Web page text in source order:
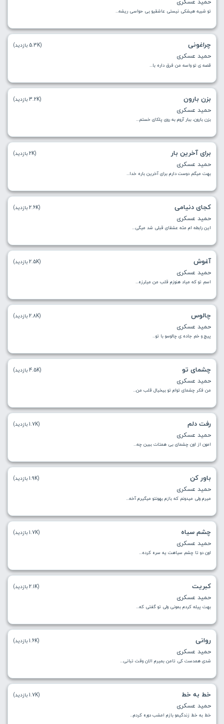
تو شبیه هیشکی نیستی عاشقیو بی حواسی ریشه...
چراغونی
حمید عسکری
قصه ی تو واسه من فرق داره با...
(5.3K بازدید)
بزن بارون
حمید عسکری
بزن بارون، ببار آروم به روی پلکای خستم...
(3.2K بازدید)
برای آخرین بار
حمید عسکری
بهت میگم دوست دارم برای آخرین باره خدا...
(2K بازدید)
کجای دنیامی
حمید عسکری
این رابطه ام مثه عشقای قبلی شد میگی...
(2.6K بازدید)
آغوش
حمید عسکری
اسم تو که میاد هنوزم قلب من میلرزه...
(2.5K بازدید)
چالوس
حمید عسکری
پیچ و خم جاده ی چالوسو با تو...
(2.8K بازدید)
چشمای تو
حمید عسکری
من فکر چشمای توام تو بیخیال قلب من...
(4.5K بازدید)
رفت دلم
حمید عسکری
امون از اون چشمای بی همتات ببین چه...
(1.7K بازدید)
باور کن
حمید عسکری
میرم ولی میدونم که بازم بهونتو میگیرم آخه...
(1.9K بازدید)
چشم سیاه
حمید عسکری
اون دو تا چشم سیاهت یه سره کرده...
(1.7K بازدید)
كبريت
حمید عسکری
بهت پیله کردم بمونی ولی تو گفتی که...
(2.1K بازدید)
روانی
حمید عسکری
شدی همدست کی تامن بمیرم الان وقت تبانی...
(1.6K بازدید)
خط به خط
حمید عسکری
خط به خط زندگیمو بازم امشب دوره کردم...
(1.7K بازدید)